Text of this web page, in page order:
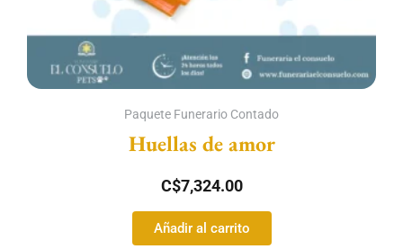
Paquete Funerario Contado
Huellas de amor
C$7,324.00
Añadir al carrito